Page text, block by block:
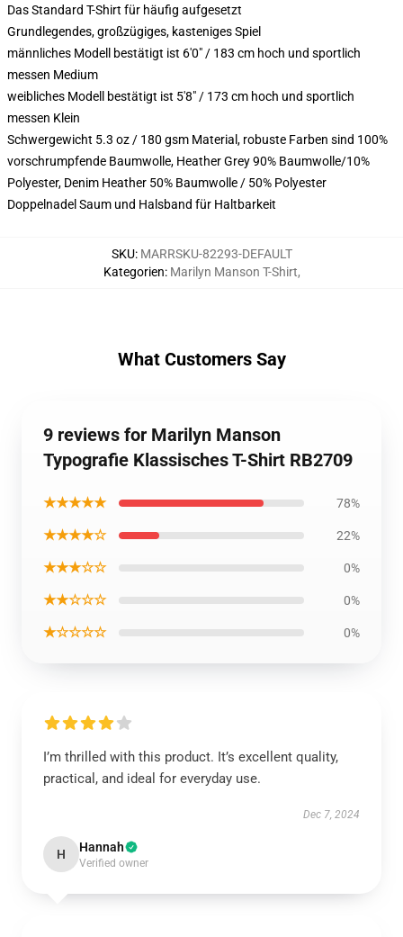
Das Standard T-Shirt für häufig aufgesetzt
Grundlegendes, großzügiges, kasteniges Spiel
männliches Modell bestätigt ist 6'0" / 183 cm hoch und sportlich
messen Medium
weibliches Modell bestätigt ist 5'8" / 173 cm hoch und sportlich
messen Klein
Schwergewicht 5.3 oz / 180 gsm Material, robuste Farben sind 100%
vorschrumpfende Baumwolle, Heather Grey 90% Baumwolle/10%
Polyester, Denim Heather 50% Baumwolle / 50% Polyester
Doppelnadel Saum und Halsband für Haltbarkeit
SKU: MARRSKU-82293-DEFAULT
Kategorien: Marilyn Manson T-Shirt,
What Customers Say
9 reviews for Marilyn Manson
Typografie Klassisches T-Shirt RB2709
★★★★★ 78%
★★★★☆ 22%
★★★☆☆ 0%
★★☆☆☆ 0%
★☆☆☆☆ 0%
I’m thrilled with this product. It’s excellent quality,
practical, and ideal for everyday use.
Dec 7, 2024
H Hannah
Verified owner